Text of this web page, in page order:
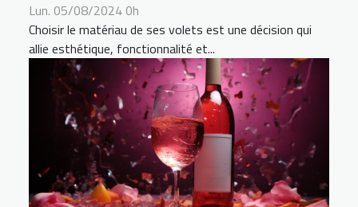
Lun. 05/08/2024 0h
Choisir le matériau de ses volets est une décision qui
allie esthétique, fonctionnalité et...